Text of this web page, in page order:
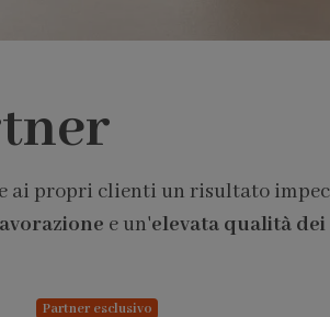
ai propri clienti un risultato
e un'elevata qualità
Partner esclusivo